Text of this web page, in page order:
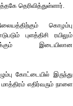
தெரிவித்துள்ளார்.
கொழம்பு
புளத்திசி ரயிலும்
இடையிலான
கோட்டையில் இருந்து
எதிர்வரும் நாளை